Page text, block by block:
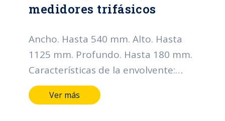
medidores trifásicos
Ancho. Hasta 540 mm. Alto. Hasta
1125 mm. Profundo. Hasta 180 mm.
Características de la envolvente:
Grado de protección IP: Hasta IP66
Grado de resistencia al impacto IK:
Ver más